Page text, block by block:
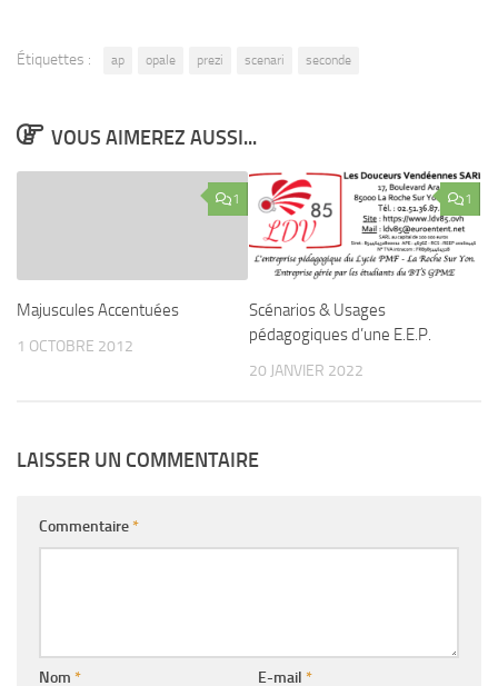
Étiquettes : ap opale prezi scenari seconde
VOUS AIMEREZ AUSSI...
1
Majuscules Accentuées
1 OCTOBRE 2012
1
Scénarios & Usages
pédagogiques d’une E.E.P.
20 JANVIER 2022
LAISSER UN COMMENTAIRE
Commentaire*
Nom * E-mail *